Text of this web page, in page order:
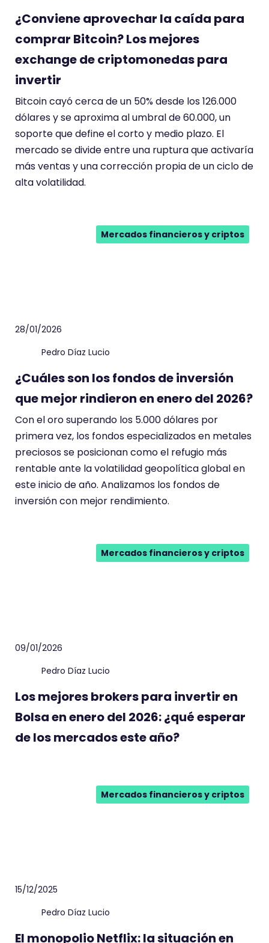
¿Conviene aprovechar la caída para
comprar Bitcoin? Los mejores
exchange de criptomonedas para
invertir
Bitcoin cayó cerca de un 50% desde los 126.000
dólares y se aproxima al umbral de 60.000, un
soporte que define el corto y medio plazo. El
mercado se divide entre una ruptura que activaría
más ventas y una corrección propia de un ciclo de
alta volatilidad.
Mercados financieros y criptos
28/01/2026
Pedro Díaz Lucio
¿Cuáles son los fondos de inversión
que mejor rindieron en enero del 2026?
Con el oro superando los 5.000 dólares por
primera vez, los fondos especializados en metales
preciosos se posicionan como el refugio más
rentable ante la volatilidad geopolítica global en
este inicio de año. Analizamos los fondos de
inversión con mejor rendimiento.
Mercados financieros y criptos
09/01/2026
Pedro Díaz Lucio
Los mejores brokers para invertir en
Bolsa en enero del 2026: ¿qué esperar
de los mercados este año?
Mercados financieros y criptos
15/12/2025
Pedro Díaz Lucio
El monopolio Netflix: la situación en